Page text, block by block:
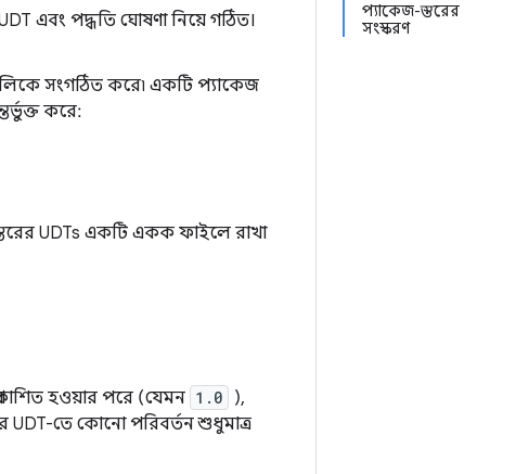
প্যাকেজ-স্তরের
সংস্করণ
এবং পদ্ধতি ঘোষণা নিয়ে গঠিত।
সংগঠিত করে৷ একটি প্যাকেজ
করে:
UDTs একটি একক ফাইলে রাখা
হওয়ার পরে (যেমন 1.0
),
UDT-তে কোনো পরিবর্তন শুধুমাত্র